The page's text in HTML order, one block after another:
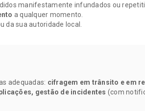
manifestamente infundados ou
a qualquer momento.
da sua autoridade local.
adequadas: cifragem em trânsito e em
gestão de incidentes (com